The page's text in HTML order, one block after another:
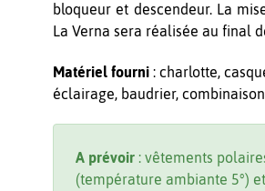
bloqueur et descendeur. La
La Verna sera réalisée au final
Matériel fourni : charlotte,
éclairage, baudrier,
A prévoir : vêtements
(température ambiante 5°)